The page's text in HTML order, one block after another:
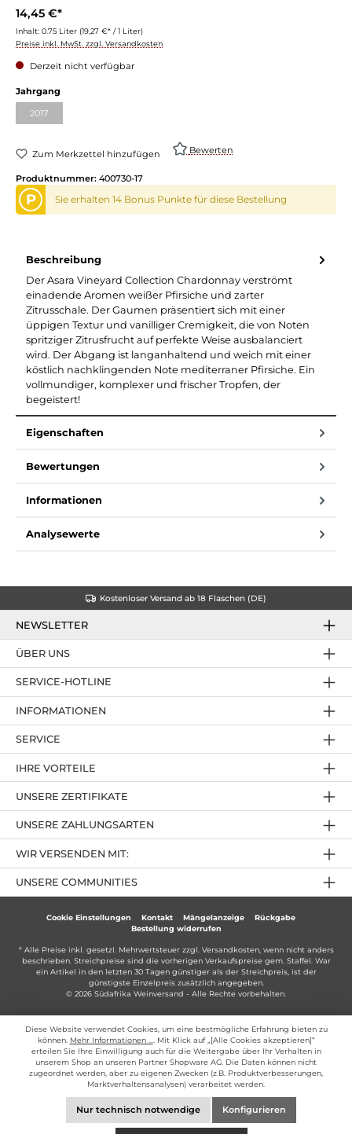
14,45 €*
Inhalt: 0.75 Liter (19,27 €* / 1 Liter)
Preise inkl. MwSt. zzgl. Versandkosten
Derzeit nicht verfügbar
Jahrgang
2017
Zum Merkzettel hinzufügen Bewerten
Produktnummer: 400730-17
P Sie erhalten 14 Bonus Punkte für diese Bestellung
Beschreibung
Der Asara Vineyard Collection Chardonnay verströmt
einadende Aromen weißer Pfirsiche und zarter
Zitrusschale. Der Gaumen präsentiert sich mit einer
üppigen Textur und vanilliger Cremigkeit, die von Noten
spritziger Zitrusfrucht auf perfekte Weise ausbalanciert
wird. Der Abgang ist langanhaltend und weich mit einer
köstlich nachklingenden Note mediterraner Pfirsiche. Ein
vollmundiger, komplexer und frischer Tropfen, der
begeistert!
Eigenschaften
Bewertungen
Informationen
Analysewerte
Kostenloser Versand ab 18 Flaschen (DE)
NEWSLETTER
SERVICE-HOTLINE
IHRE VORTEILE
UNSERE ZAHLUNGSARTEN
ÜBER UNS
UNSERE ZERTIFIKATE
INFORMATIONEN
SERVICE
UNSERE COMMUNITIES
WIR VERSENDEN MIT:
Cookie Einstellungen Kontakt Mängelanzeige
Rückgabe
Bestellung widerrufen
* Alle Preise inkl. gesetzl. Mehrwertsteuer zzgl. Versandkosten, wenn nicht anders
beschrieben. Streichpreise sind die vorherigen Verkaufspreise gem. Staffel. War
ein Artikel in den letzten 30 Tagen günstiger als der Streichpreis, ist der
günstigste Einzelpreis zusätzlich angegeben.
© 2026 Südafrika Weinversand - Alle Rechte vorbehalten.
Diese Website verwendet Cookies, um eine bestmögliche Erfahrung bieten zu
können. Mehr Informationen ...
. Mit Klick auf „[Alle Cookies akzeptieren]“
erteilen Sie Ihre Einwilligung auch für die Weitergabe über Ihr Verhalten in
unserem Shop an unseren Partner Shopware AG. Die Daten können nicht
zugeordnet werden, aber zu eigenen Zwecken (z.B. Produktverbesserungen,
Marktverhaltensanalysen) verarbeitet werden.
Nur technisch notwendige Konfigurieren